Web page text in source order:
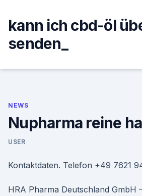
content
kann ich cbd-öl
senden_
NEWS
Nupharma reine
USER
Kontaktdaten. Telefon +49 7621
HRA Pharma Deutschland GmbH